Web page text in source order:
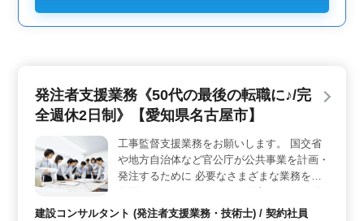
発注者支援業務《50代の最後の転職に♪/完
全週休2日制》【愛知県名古屋市】
工事監督支援業務をお願いします。 国交省
や地方自治体など官公庁が公共事業を計画・
発注するために 必要なさまざまな業務を技
術面からのサポートするお仕事です。 ・発
注者として工事発注業務 ・的確に協力会社
建設コンサルタント (発注者支援業務・技術士) / 契約社員